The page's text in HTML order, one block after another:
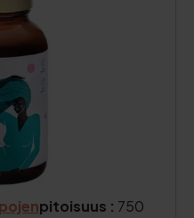
pitoisuus : 750